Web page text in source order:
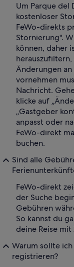
Um Parque
kostenloser
FeWo-direkts
Stornierung".
können, daher
Änderungen
vornehmen
Nachricht.
klicke auf
„Gastgeber
anpasst oder
FeWo-direkt
buchen.
Sind alle
FeWo-direkt
der Suche
Gebühren
So kannst du
deine Reise
Warum sollte
registrieren?